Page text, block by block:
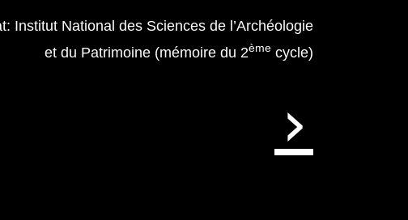
Institut National des Sciences de l’Archéologie
et du Patrimoine (mémoire du 2ème cycle)
‹